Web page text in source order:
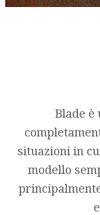
Blade è
situazioni in
modello